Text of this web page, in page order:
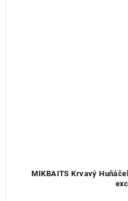
MIKBAITS Krvavý